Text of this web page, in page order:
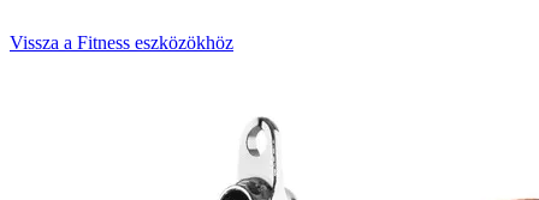
Vissza a Fitness eszközökhöz